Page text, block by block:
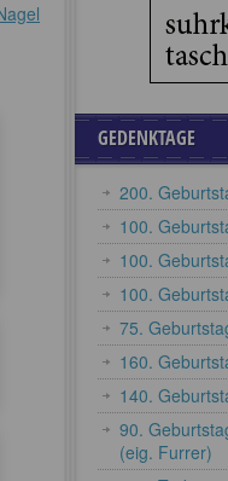
GEDENKTAGE
200.
100.
100.
100.
75.
160.
140.
90.
(eig. Furrer)